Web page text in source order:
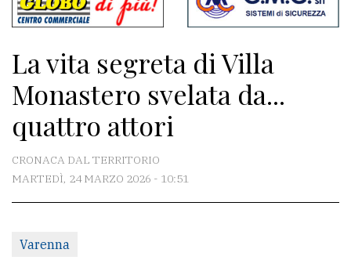
sito
Meteo
CONTATTI
La
redazione
Per
La vita segreta di Villa
Monastero svelata da...
quattro attori
CRONACA DAL TERRITORIO
MARTEDÌ, 24 MARZO 2026 - 10:51
Varenna